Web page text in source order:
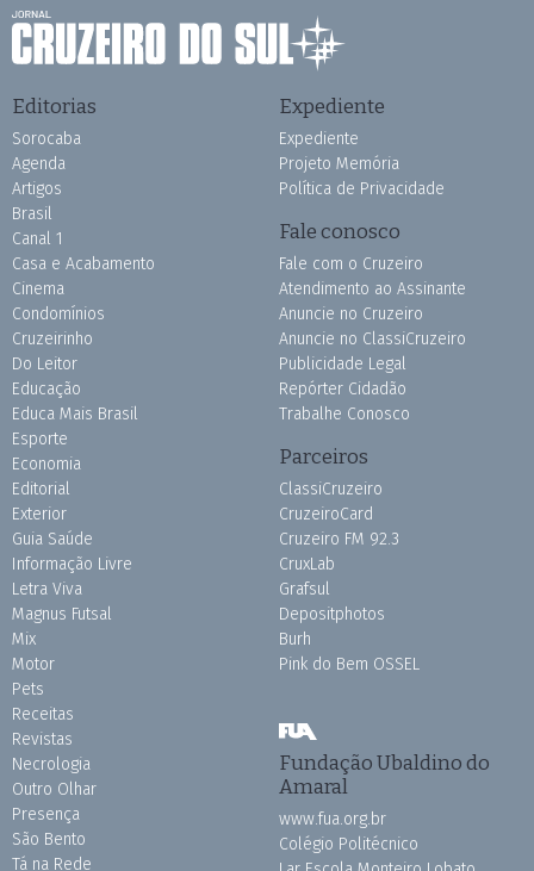
Editorias
Sorocaba
Agenda
Artigos
Brasil
Canal 1
Casa e Acabamento
Cinema
Condomínios
Cruzeirinho
Do Leitor
Educação
Educa Mais Brasil
Esporte
Economia
Editorial
Exterior
Guia Saúde
Informação Livre
Letra Viva
Magnus Futsal
Mix
Motor
Pets
Receitas
Revistas
Necrologia
Outro Olhar
Presença
São Bento
Tá na Rede
Expediente
Expediente
Projeto Memória
Política de Privacidade
Fale conosco
Fale com o Cruzeiro
Atendimento ao Assinante
Anuncie no Cruzeiro
Anuncie no ClassiCruzeiro
Publicidade Legal
Repórter Cidadão
Trabalhe Conosco
Parceiros
ClassiCruzeiro
CruzeiroCard
Cruzeiro FM 92.3
CruxLab
Grafsul
Depositphotos
Burh
Pink do Bem OSSEL
Fundação Ubaldino do
Amaral
www.fua.org.br
Colégio Politécnico